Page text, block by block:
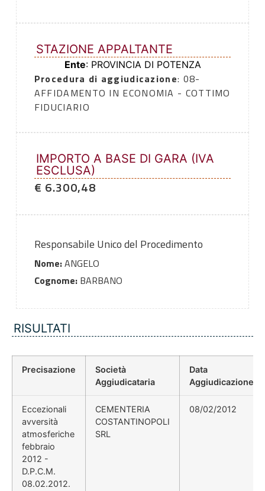
STAZIONE APPALTANTE
Ente: PROVINCIA DI POTENZA
Procedura di aggiudicazione: 08-
AFFIDAMENTO IN ECONOMIA - COTTIMO
FIDUCIARIO
IMPORTO A BASE DI GARA (IVA
ESCLUSA)
€ 6.300,48
Responsabile Unico del Procedimento
Nome:ANGELO
Cognome:BARBANO
RISULTATI
Precisazione
Società
Aggiudicataria
Data
Aggiudicazione
Eccezionali
avversità
atmosferiche
febbraio
2012 -
D.P.C.M.
08.02.2012.
CEMENTERIA
COSTANTINOPOLI
SRL
08/02/2012